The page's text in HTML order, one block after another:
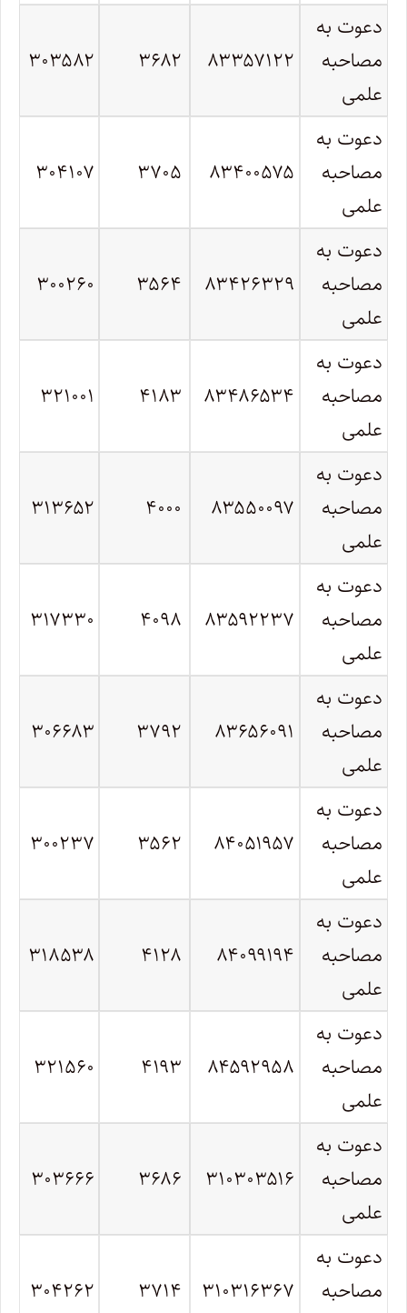
دعوت به
مصاحبه
علمی
۸۳۳۵۷۱۲۲ ۳۶۸۲ ۳۰۳۵۸۲
دعوت به
مصاحبه
علمی
۸۳۴۰۰۵۷۵ ۳۷۰۵ ۳۰۴۱۰۷
دعوت به
مصاحبه
علمی
۸۳۴۲۶۳۲۹ ۳۵۶۴ ۳۰۰۲۶۰
دعوت به
مصاحبه
علمی
۸۳۴۸۶۵۳۴ ۴۱۸۳ ۳۲۱۰۰۱
دعوت به
مصاحبه
علمی
۸۳۵۵۰۰۹۷ ۴۰۰۰ ۳۱۳۶۵۲
دعوت به
مصاحبه
علمی
۸۳۵۹۲۲۳۷ ۴۰۹۸ ۳۱۷۳۳۰
دعوت به
مصاحبه
علمی
۸۳۶۵۶۰۹۱ ۳۷۹۲ ۳۰۶۶۸۳
دعوت به
مصاحبه
علمی
۸۴۰۵۱۹۵۷ ۳۵۶۲ ۳۰۰۲۳۷
دعوت به
مصاحبه
علمی
۸۴۰۹۹۱۹۴ ۴۱۲۸ ۳۱۸۵۳۸
دعوت به
مصاحبه
علمی
۸۴۵۹۲۹۵۸ ۴۱۹۳ ۳۲۱۵۶۰
دعوت به
مصاحبه
علمی
۳۱۰۳۰۳۵۱۶ ۳۶۸۶ ۳۰۳۶۶۶
دعوت به
مصاحبه
۳۱۰۳۱۶۳۶۷ ۳۷۱۴ ۳۰۴۲۶۲